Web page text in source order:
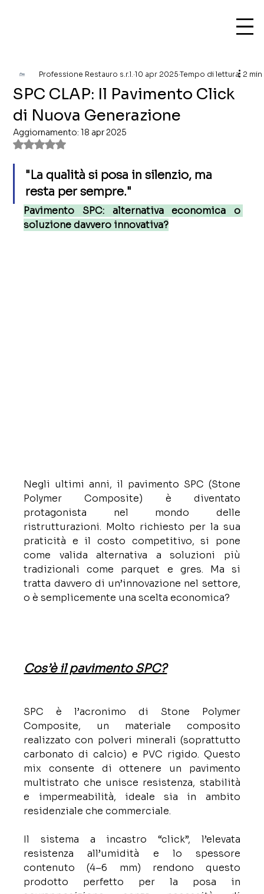
SPC CLAP: Il Pavimento Click
di Nuova Generazione
Professione Restauro s.r.l. 10 apr 2025 Tempo di lettura: 2 min
Aggiornamento:18 apr 2025
Valutazione NaN stelle su 5.
"La qualità si posa in silenzio, ma
resta per sempre."
Pavimento SPC: alternativa economica o
soluzione davvero innovativa?
Negli ultimi anni, il pavimento SPC (Stone
Polymer Composite) è diventato
protagonista nel mondo delle
ristrutturazioni. Molto richiesto per la sua
praticità e il costo competitivo, si pone
come valida alternativa a soluzioni più
tradizionali come parquet e gres. Ma si
tratta davvero di un’innovazione nel settore,
o è semplicemente una scelta economica?
Cos’è il pavimento SPC?
SPC è l’acronimo di Stone Polymer
Composite, un materiale composito
realizzato con polveri minerali (soprattutto
carbonato di calcio) e PVC rigido. Questo
mix consente di ottenere un pavimento
multistrato che unisce resistenza, stabilità
e impermeabilità, ideale sia in ambito
residenziale che commerciale.
Il sistema a incastro “click”, l’elevata
resistenza all’umidità e lo spessore
contenuto (4–6 mm) rendono questo
prodotto perfetto per la posa in